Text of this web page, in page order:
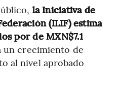
la Iniciativa de
(ILIF) estima
por de MXN$7.1
un crecimiento de
al nivel aprobado